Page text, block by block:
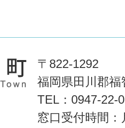
〒822-1292
福岡県田川郡福
TEL：0947-22-
窓口受付時間